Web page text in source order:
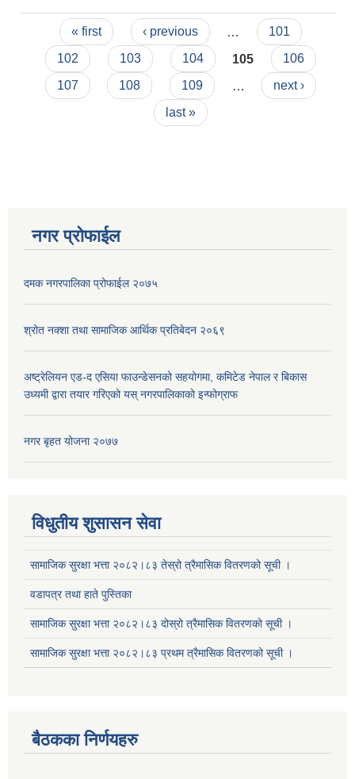
सेवा प्राविधिकको
अन्तरवार्ता सम्बनधी
सूचना ।
Pages« first ‹ previous
101
102
103 104 105
106
107
108 109
next ›
last »
नगर प्रोफाईल
दमक नगरपालिका प्रोफाईल २०७५
श्रोत नक्शा तथा सामाजिक आर्थिक प्रतिबेदन २०६९
अष्ट्रेलियन एड-द एसिया फाउन्डेसनको सहयोगमा, कमिटेड नेपाल र बिकास
उध्यमी द्वारा तयार गरिएको यस् नगरपालिकाको इन्फोग्राफ
नगर बृहत योजना २०७७
विधुतीय शुसासन सेवा
सामाजिक सुरक्षा भत्ता २०८२।८३ तेस्रो त्रैमासिक वितरणको सूची ।
वडापत्र तथा हाते पुस्तिका
सामाजिक सुरक्षा भत्ता २०८२।८३ दोस्रो त्रैमासिक वितरणको सूची ।
सामाजिक सुरक्षा भत्ता २०८२।८३ प्रथम त्रैमासिक वितरणको सूची ।
बैठकका निर्णयहरु